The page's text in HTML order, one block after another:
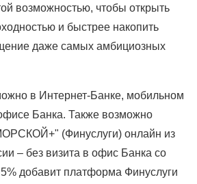
возможностью, чтобы открыть
и быстрее накопить
даже самых амбициозных
в Интернет-Банке, мобильном
Банка. Также возможно
(Финуслуги) онлайн из
– без визита в офис Банка со
добавит платформа Финуслуги